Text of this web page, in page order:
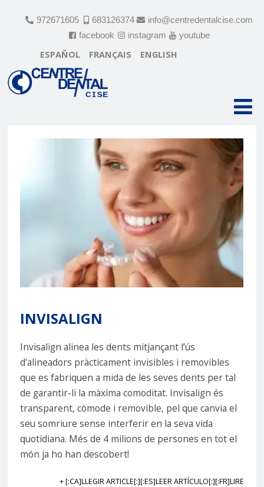
972671605 683126374
info@centredentalcise.com
facebook
instagram youtube
ESPAÑOL FRANÇAIS ENGLISH
INVISALIGN
Invisalign alinea les dents mitjançant l’ús
d’alineadors pràcticament invisibles i removibles
que es fabriquen a mida de les seves dents per tal
de garantir-li la màxima comoditat. Invisalign és
transparent, còmode i removible, pel que canvia el
seu somriure sense interferir en la seva vida
quotidiana. Més de 4 milions de persones en tot el
món ja ho han descobert!
+ [:CA]LLEGIR ARTICLE[:][:ES]LEER ARTÍCULO[:][:FR]LIRE